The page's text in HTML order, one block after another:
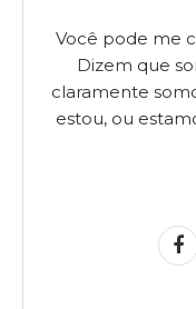
Você pode me
Dizem que
claramente
estou, ou